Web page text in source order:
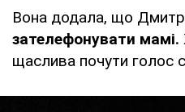
Вона додала, що
зателефонувати мамі.
щаслива почути голос